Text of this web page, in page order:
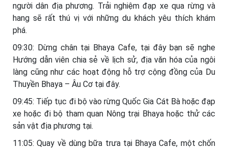
người dân địa phương. Trải nghiệm đạp xe qua rừng và
hang sẽ rất thú vị với những du khách yêu thích khám
phá.
09:30: Dừng chân tại Bhaya Cafe, tại đây bạn sẽ nghe
Hướng dẫn viên chia sẻ về lịch sử, địa văn hóa của ngôi
làng cũng như các hoạt động hỗ trợ cộng đồng của Du
Thuyền Bhaya – Âu Cơ tại đây.
09:45: Tiếp tục đi bộ vào rừng Quốc Gia Cát Bà hoặc đạp
xe hoặc đi bộ tham quan Nông trại Bhaya hoặc thử các
sản vật địa phương tại.
11:05: Quay về dùng bữa trưa tại Bhaya Cafe, một chốn